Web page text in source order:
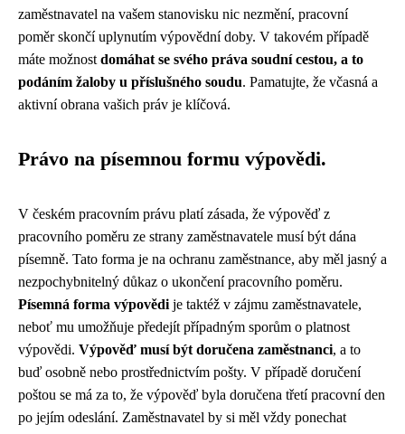
zaměstnavatel na vašem stanovisku nic nezmění, pracovní
poměr skončí uplynutím výpovědní doby. V takovém případě
máte možnost domáhat se svého práva soudní cestou, a to
podáním žaloby u příslušného soudu. Pamatujte, že včasná a
aktivní obrana vašich práv je klíčová.
Právo na písemnou formu výpovědi.
V českém pracovním právu platí zásada, že výpověď z
pracovního poměru ze strany zaměstnavatele musí být dána
písemně. Tato forma je na ochranu zaměstnance, aby měl jasný a
nezpochybnitelný důkaz o ukončení pracovního poměru.
Písemná forma výpovědi je taktéž v zájmu zaměstnavatele,
neboť mu umožňuje předejít případným sporům o platnost
výpovědi. Výpověď musí být doručena zaměstnanci, a to
buď osobně nebo prostřednictvím pošty. V případě doručení
poštou se má za to, že výpověď byla doručena třetí pracovní den
po jejím odeslání. Zaměstnavatel by si měl vždy ponechat